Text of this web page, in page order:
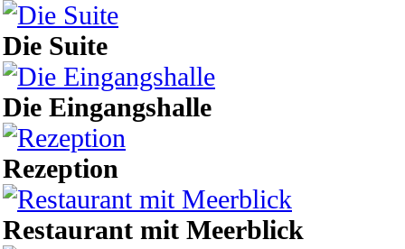
Die Suite
Die Eingangshalle
Rezeption
Restaurant mit Meerblick